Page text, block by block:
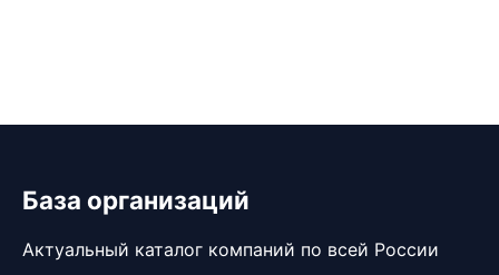
База организаций
Актуальный каталог компаний по всей России